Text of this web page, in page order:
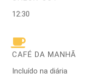
12:30
CAFÉ DA MANHÃ
Incluído na diária